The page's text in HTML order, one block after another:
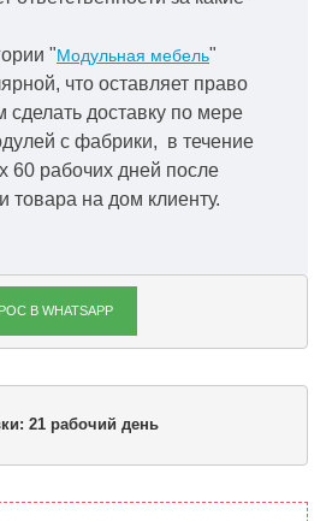
"Модульная мебель"
что оставляет право
доставку по мере
с фабрики, в течение
60 рабочих дней после
товара на дом клиенту.
В WHATSAPP
21 рабочий день